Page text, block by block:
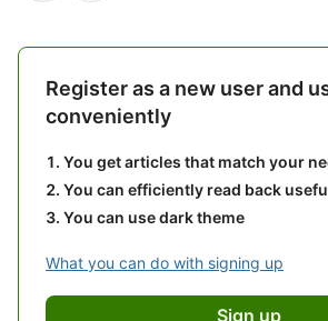
Register as a new user and
conveniently
You get articles that match your
You can efficiently read back
You can use dark theme
What you can do with signing up
Sign up